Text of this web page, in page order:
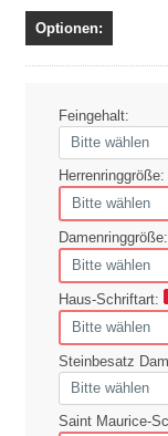
Optionen:
Feingehalt:
Herrenringgröße:
Damenringgröße:
Haus-Schriftart:
Steinbesatz
Saint Maurice-